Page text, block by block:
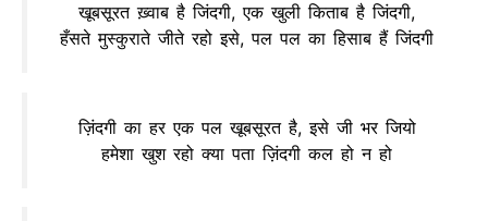
खूबसूरत ख़्वाब है जिंदगी, एक खुली किताब है जिंदगी,
हँसते मुस्कुराते जीते रहो इसे, पल पल का हिसाब हैं जिंदगी
ज़िंदगी का हर एक पल खूबसूरत है, इसे जी भर जियो
हमेशा खुश रहो क्या पता ज़िंदगी कल हो न हो